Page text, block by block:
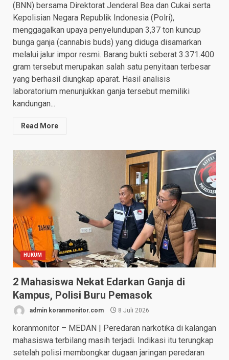
(BNN) bersama Direktorat Jenderal Bea dan Cukai serta
Kepolisian Negara Republik Indonesia (Polri),
menggagalkan upaya penyelundupan 3,37 ton kuncup
bunga ganja (cannabis buds) yang diduga disamarkan
melalui jalur impor resmi. Barang bukti seberat 3.371.400
gram tersebut merupakan salah satu penyitaan terbesar
yang berhasil diungkap aparat. Hasil analisis
laboratorium menunjukkan ganja tersebut memiliki
kandungan...
Read More
HUKUM
2 Mahasiswa Nekat Edarkan Ganja di
Kampus, Polisi Buru Pemasok
admin koranmonitor.com 8 Juli 2026
koranmonitor – MEDAN | Peredaran narkotika di kalangan
mahasiswa terbilang masih terjadi. Indikasi itu terungkap
setelah polisi membongkar dugaan jaringan peredaran